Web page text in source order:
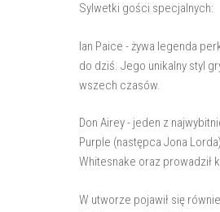
Sylwetki gości specjalnych:
Ian Paice - żywa legenda
do dziś. Jego unikalny styl
wszech czasów.
Don Airey - jeden z
Purple (następca Jona
Whitesnake oraz prowadził
W utworze pojawił się